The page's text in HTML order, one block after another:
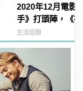
2020年12月電影
手》打頭陣，《
受期待！
生活話題